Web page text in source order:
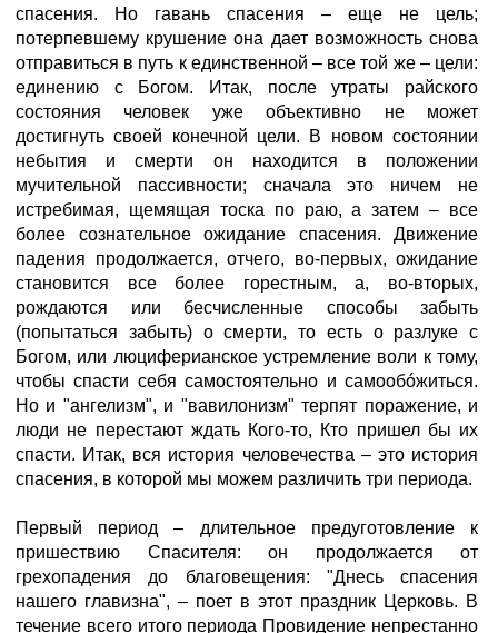
спасения. Но гавань спасения – еще не цель;
потерпевшему крушение она дает возможность снова
отправиться в путь к единственной – все той же – цели:
единению с Богом. Итак, после утраты райского
состояния человек уже объективно не может
достигнуть своей конечной цели. В новом состоянии
небытия и смерти он находится в положении
мучительной пассивности; сначала это ничем не
истребимая, щемящая тоска по раю, а затем – все
более сознательное ожидание спасения. Движение
падения продолжается, отчего, во-первых, ожидание
становится все более горестным, а, во-вторых,
рождаются или бесчисленные способы забыть
(попытаться забыть) о смерти, то есть о разлуке с
Богом, или люциферианское устремление воли к тому,
чтобы спасти себя самостоятельно и самообóжиться.
Но и "ангелизм", и "вавилонизм" терпят поражение, и
люди не перестают ждать Кого-то, Кто пришел бы их
спасти. Итак, вся история человечества – это история
спасения, в которой мы можем различить три периода.
Первый период – длительное предуготовление к
пришествию Спасителя: он продолжается от
грехопадения до благовещения: "Днесь спасения
нашего главизна", – поет в этот праздник Церковь. В
течение всего итого периода Провидение непрестанно